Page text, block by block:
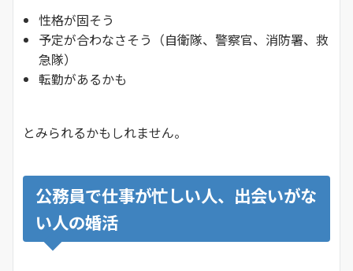
性格が固そう
予定が合わなさそう（自衛隊、警察官、消防署、救
急隊）
転勤があるかも
とみられるかもしれません。
公務員で仕事が忙しい人、出会いがな
い人の婚活